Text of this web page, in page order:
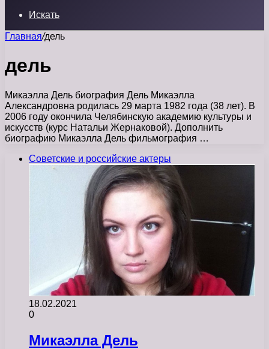
Искать
Главная/дель
дель
Микаэлла Дель биография Дель Микаэлла
Александровна родилась 29 марта 1982 года (38 лет). В
2006 году окончила Челябинскую академию культуры и
искусств (курс Натальи Жернаковой). Дополнить
биографию Микаэлла Дель фильмография …
Советские и российские актеры
18.02.2021
0
Микаэлла Дель